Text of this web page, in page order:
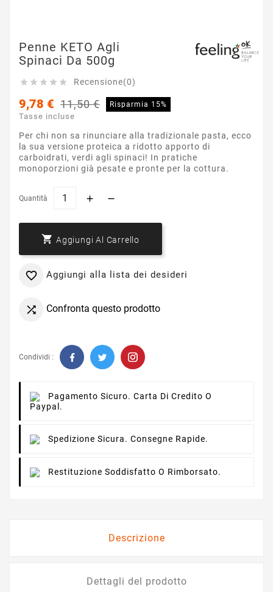
Penne KETO Agli
Spinaci Da 500g
     Recensione(0)
9,78 € 11,50 € Risparmia 15%
Tasse incluse
Per chi non sa rinunciare alla tradizionale pasta, ecco
la sua versione proteica a ridotto apporto di
carboidrati, verdi agli spinaci! In pratiche
monoporzioni già pesate e pronte per la cottura.
Quantità
 Aggiungi Al Carrello
 Aggiungi alla lista dei desideri
 Confronta questo prodotto
Condividi :
Pagamento Sicuro. Carta Di Credito O
Paypal.
Spedizione Sicura. Consegne Rapide.
Restituzione Soddisfatto O Rimborsato.
Descrizione
Dettagli del prodotto